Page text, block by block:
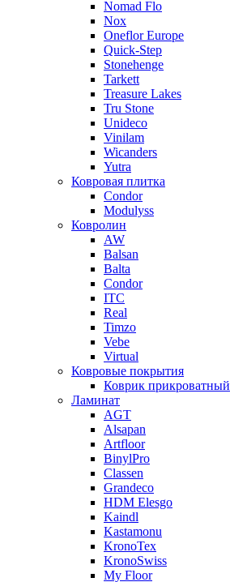
Nomad Flo
Nox
Oneflor Europe
Quick-Step
Stonehenge
Tarkett
Treasure Lakes
Tru Stone
Unideco
Vinilam
Wicanders
Yutra
Ковровая плитка
Condor
Modulyss
Ковролин
AW
Balsan
Balta
Condor
ITC
Real
Timzo
Vebe
Virtual
Ковровые покрытия
Коврик прикроватный
Ламинат
AGT
Alsapan
Artfloor
BinylPro
Classen
Grandeco
HDM Elesgo
Kaindl
Kastamonu
KronoTex
KronoSwiss
My Floor